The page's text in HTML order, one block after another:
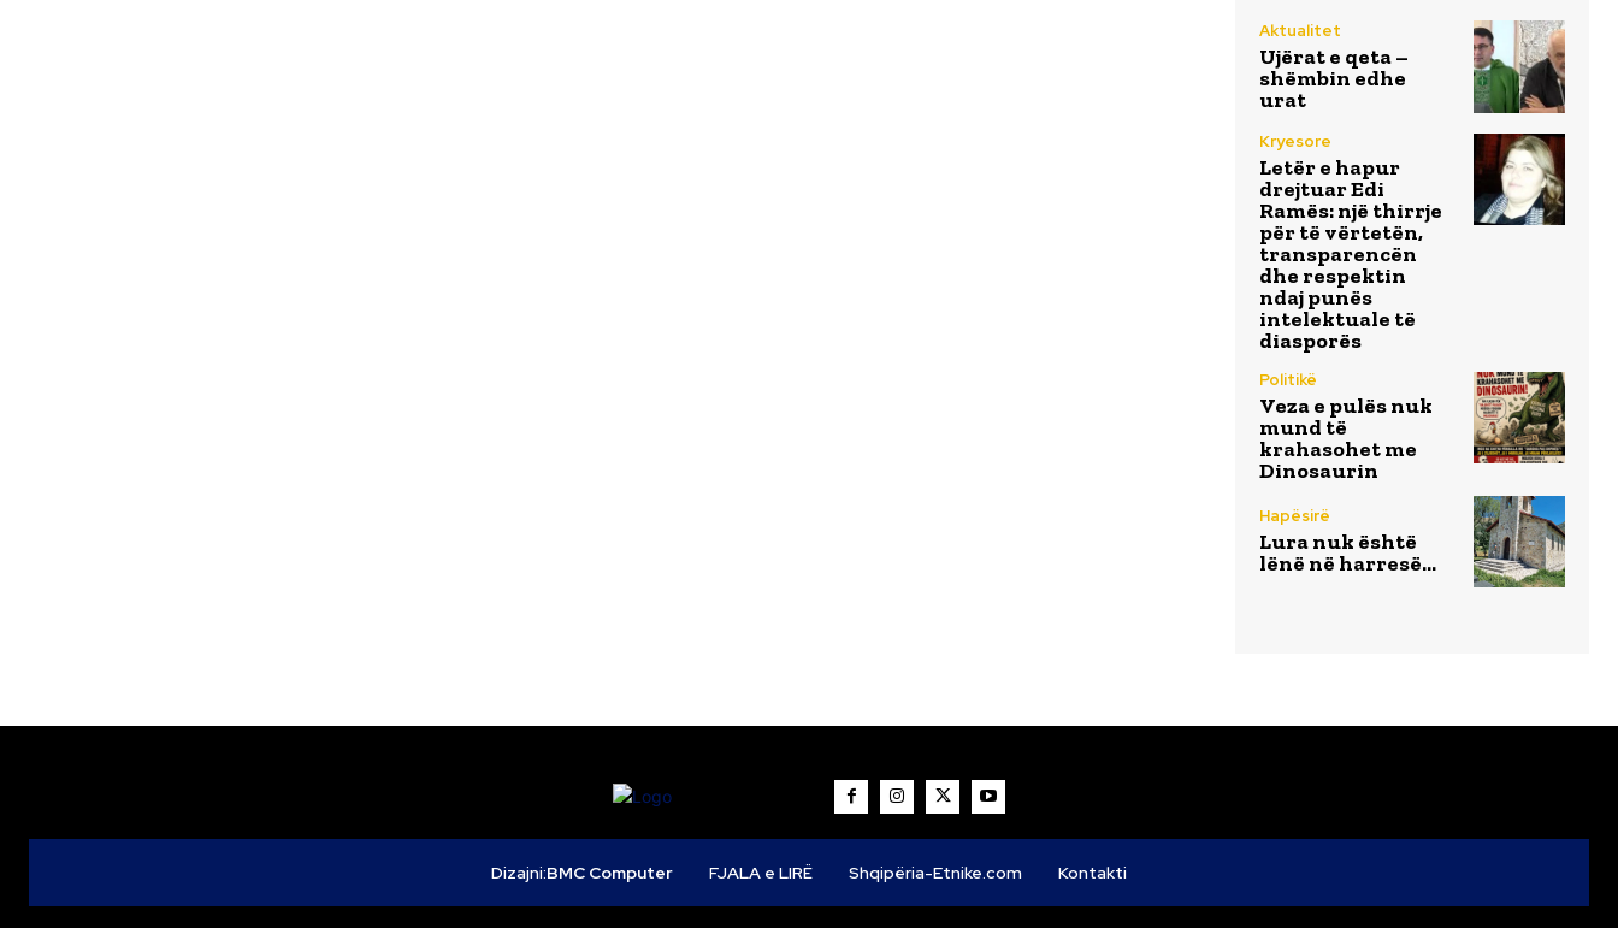
Aktualitet
Ujërat e qeta –
shëmbin edhe
urat
Kryesore
Letër e hapur
drejtuar Edi
Ramës: një thirrje
për të vërtetën,
transparencën
dhe respektin
ndaj punës
intelektuale të
diasporës
Politikë
Veza e pulës nuk
mund të
krahasohet me
Dinosaurin
Hapësirë
Lura nuk është
lënë në harresë…
Dizajni:BMC Computer FJALA e LIRË Shqipëria-Etnike.com Kontakti